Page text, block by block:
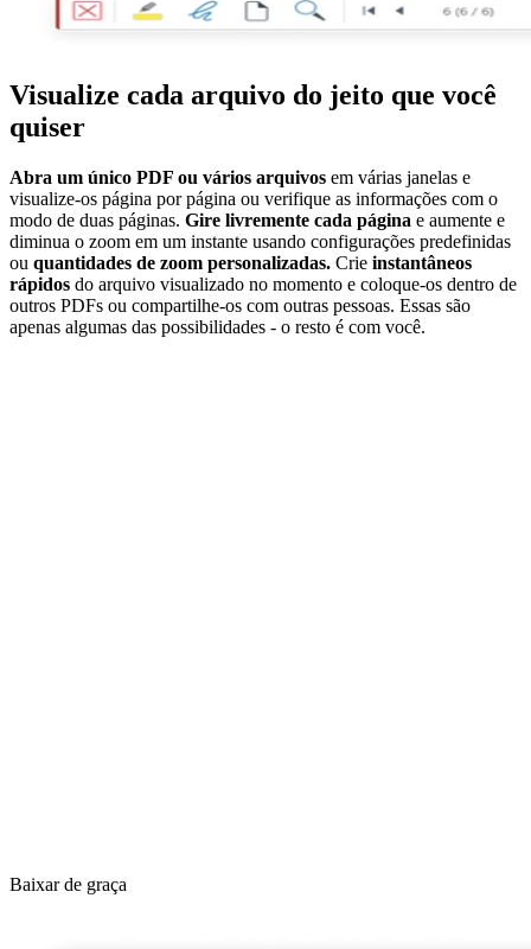
Visualize cada arquivo do jeito que você
quiser
Abra um único PDF ou vários arquivos em várias janelas e
visualize-os página por página ou verifique as informações com o
modo de duas páginas. Gire livremente cada página e aumente e
diminua o zoom em um instante usando configurações predefinidas
ou quantidades de zoom personalizadas. Crie instantâneos
rápidos do arquivo visualizado no momento e coloque-os dentro de
outros PDFs ou compartilhe-os com outras pessoas. Essas são
apenas algumas das possibilidades - o resto é com você.
Baixar de graça